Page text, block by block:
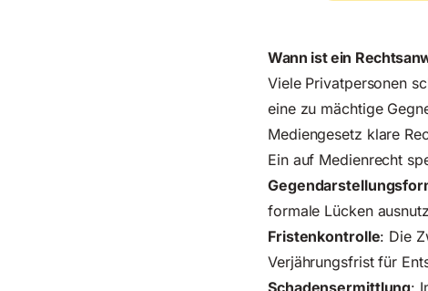
Wann ist ein
Viele Privatpersonen
eine zu mächtige
Mediengesetz klare
Ein auf Medienrecht
formale Lücken
Fristenkontrolle: Die
Verjährungsfrist für